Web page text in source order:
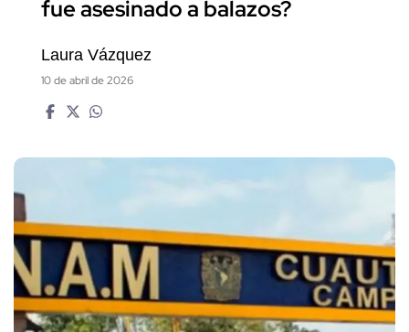
fue asesinado a balazos?
Laura Vázquez
10 de abril de 2026